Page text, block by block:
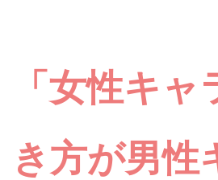
「 女性キャ
き方が男性